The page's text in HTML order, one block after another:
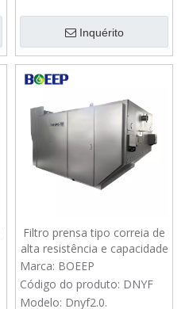
Inquérito
Filtro prensa tipo correia de
alta resistência e capacidade
para desidratação de lodo
de águas residuais
Marca: BOEEP
Código do produto: DNYF
Modelo: Dnyf2.0.